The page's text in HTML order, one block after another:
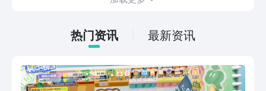
集不同种类的食材为顾客制作美食，完成
可以买更多家具去装修餐厅，打造玩家自
身喜爱的餐厅样式。
热门资讯 最新资讯